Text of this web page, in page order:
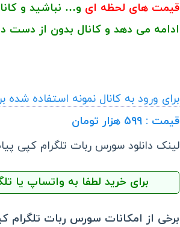
قیمت های لحظه ای و… نباشید و
ادامه می دهد و کانال بدون از دست
برای ورود به کانال نمونه استفاده
قیمت : ۵۹۹ هزار تومان
لینک دانلود سورس ربات تلگرام کپی
برای خرید لطفا به واتساپ یا تلگرام 09210816843 پیام بدید سریعا سفارش شما ثبت و
برخی از امکانات سورس ربات تلگرام